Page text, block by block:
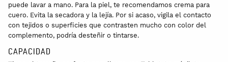
puede lavar a mano. Para la piel, te recomendamos crema para
cuero. Evita la secadora y la lejía. Por si acaso, vigila el contacto
con tejidos o superficies que contrasten mucho con color del
complemento, podría desteñir o tintarse.
CAPACIDAD